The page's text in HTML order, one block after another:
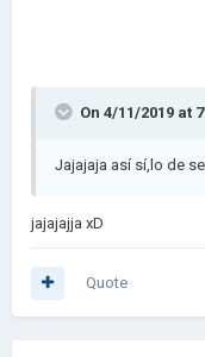
On 4/11/2019 at
Jajajaja así sí,lo de
jajajajja xD
Quote